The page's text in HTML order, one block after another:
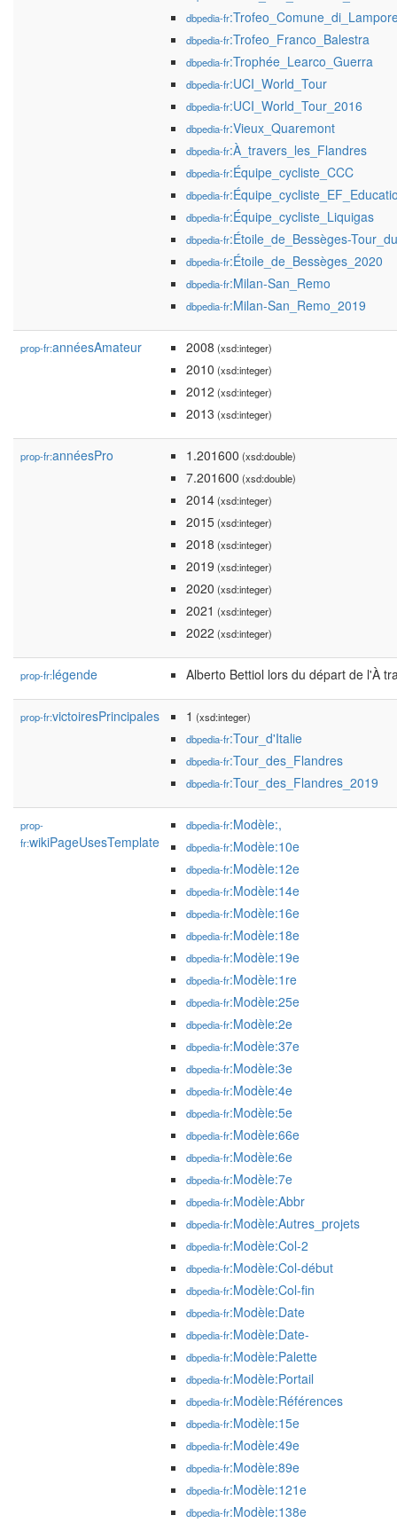
dbpedia-fr
dbpedia-fr:Trofeo_Franco_Balestra
dbpedia-fr:Trophée_Learco_Guerra
dbpedia-fr:UCI_World_Tour
dbpedia-fr:UCI_World_Tour_2016
dbpedia-fr:Vieux_Quaremont
dbpedia-fr:À_travers_les_Flandres
dbpedia-fr:Équipe_cycliste_CCC
dbpedia-fr
dbpedia-fr:Équipe_cycliste_Liquigas
dbpedia-fr:Étoile_de_Bessèges-
dbpedia-fr:Étoile_de_Bessèges_2020
dbpedia-fr:Milan-San_Remo
dbpedia-fr:Milan-San_Remo_2019
prop-fr:annéesAmateur 2008 (xsd:integer)
2010 (xsd:integer)
2012 (xsd:integer)
2013 (xsd:integer)
prop-fr:annéesPro 1.201600 (xsd:double)
7.201600 (xsd:double)
2014(xsd:integer)
2015(xsd:integer)
2018 (xsd:integer)
2019 (xsd:integer)
2020 (xsd:integer)
2021 (xsd:integer)
2022 (xsd:integer)
prop-fr:légende Alberto Bettiol lors du départ de l'À
prop-fr:victoiresPrincipales 1 (xsd:integer)
dbpedia-fr:Tour_d'Italie
dbpedia-fr:Tour_des_Flandres
dbpedia-fr:Tour_des_Flandres_2019
prop-
fr:wikiPageUsesTemplate
dbpedia-fr:Modèle:,
dbpedia-fr:Modèle:10e
dbpedia-fr:Modèle:12e
dbpedia-fr:Modèle:14e
dbpedia-fr:Modèle:16e
dbpedia-fr:Modèle:18e
dbpedia-fr:Modèle:19e
dbpedia-fr:Modèle:1re
dbpedia-fr:Modèle:25e
dbpedia-fr:Modèle:2e
dbpedia-fr:Modèle:37e
dbpedia-fr:Modèle:3e
dbpedia-fr:Modèle:4e
dbpedia-fr:Modèle:5e
dbpedia-fr:Modèle:66e
dbpedia-fr:Modèle:6e
dbpedia-fr:Modèle:7e
dbpedia-fr:Modèle:Abbr
dbpedia-fr:Modèle:Autres_projets
dbpedia-fr:Modèle:Col-2
dbpedia-fr:Modèle:Col-début
dbpedia-fr:Modèle:Col-fin
dbpedia-fr:Modèle:Date
dbpedia-fr:Modèle:Date-
dbpedia-fr:Modèle:Palette
dbpedia-fr:Modèle:Portail
dbpedia-fr:Modèle:Références
dbpedia-fr:Modèle:15e
dbpedia-fr:Modèle:49e
dbpedia-fr:Modèle:89e
dbpedia-fr:Modèle:121e
dbpedia-fr:Modèle:138e